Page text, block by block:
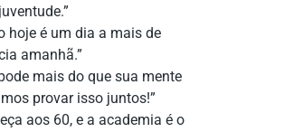
hoje é um dia a mais de
amanhã.”
mais do que sua mente
provar isso juntos!”
aos 60, e a academia é o